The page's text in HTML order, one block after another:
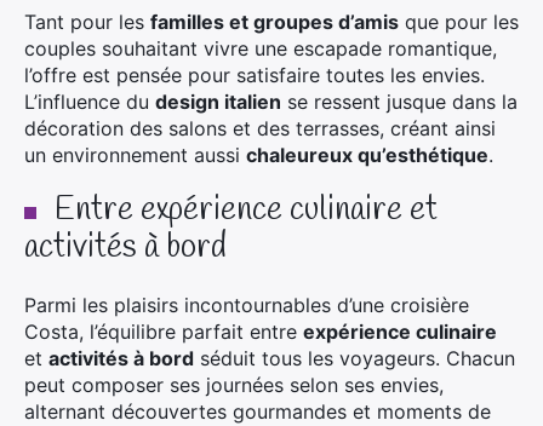
Tant pour les familles et groupes d’amis que pour les
couples souhaitant vivre une escapade romantique,
l’offre est pensée pour satisfaire toutes les envies.
L’influence du design italien se ressent jusque dans la
décoration des salons et des terrasses, créant ainsi
un environnement aussi chaleureux qu’esthétique.
Entre expérience culinaire et
activités à bord
Parmi les plaisirs incontournables d’une croisière
Costa, l’équilibre parfait entre expérience culinaire
et activités à bord séduit tous les voyageurs. Chacun
peut composer ses journées selon ses envies,
alternant découvertes gourmandes et moments de